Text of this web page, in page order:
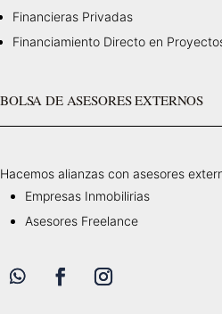
Financieras Privadas
Financiamiento Directo en
BOLSA DE ASESORES EXTERNOS
Hacemos alianzas con asesores
Empresas Inmobilirias
Asesores Freelance